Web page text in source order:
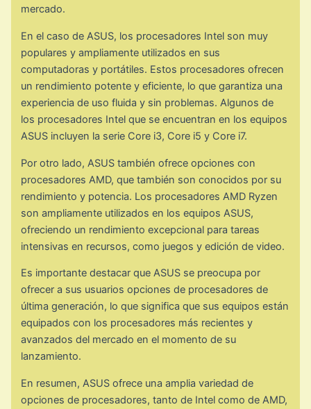
mercado.
En el caso de ASUS, los procesadores Intel son muy
populares y ampliamente utilizados en sus
computadoras y portátiles. Estos procesadores ofrecen
un rendimiento potente y eficiente, lo que garantiza una
experiencia de uso fluida y sin problemas. Algunos de
los procesadores Intel que se encuentran en los equipos
ASUS incluyen la serie Core i3, Core i5 y Core i7.
Por otro lado, ASUS también ofrece opciones con
procesadores AMD, que también son conocidos por su
rendimiento y potencia. Los procesadores AMD Ryzen
son ampliamente utilizados en los equipos ASUS,
ofreciendo un rendimiento excepcional para tareas
intensivas en recursos, como juegos y edición de video.
Es importante destacar que ASUS se preocupa por
ofrecer a sus usuarios opciones de procesadores de
última generación, lo que significa que sus equipos están
equipados con los procesadores más recientes y
avanzados del mercado en el momento de su
lanzamiento.
En resumen, ASUS ofrece una amplia variedad de
opciones de procesadores, tanto de Intel como de AMD,